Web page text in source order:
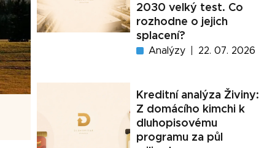
2030 velký test. Co
rozhodne o jejich
splacení?
Analýzy 22. 07. 2026
Kreditní analýza Živiny:
Z domácího kimchi k
dluhopisovému
programu za půl